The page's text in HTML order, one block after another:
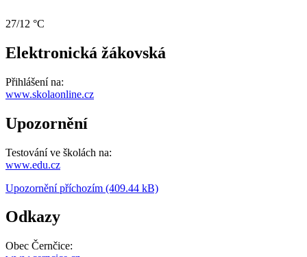
27/12 °C
Elektronická žákovská
Přihlášení na:
www.skolaonline.cz
Upozornění
Testování ve školách na:
www.edu.cz
Upozornění příchozím (409.44 kB)
Odkazy
Obec Černčice: